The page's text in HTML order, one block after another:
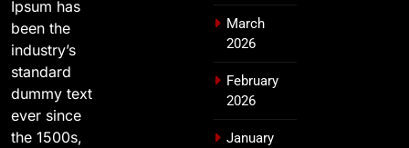
Ipsum has
been the
industry’s
standard
dummy text
ever since
the 1500s,
March
2026
February
2026
January